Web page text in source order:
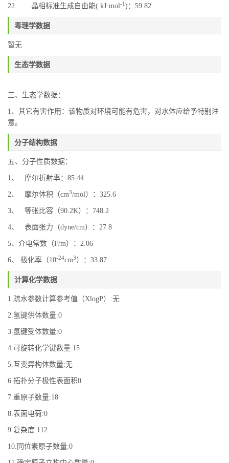
22. 晶相标准生成自由能( kJ·mol-1 )：59.82
毒理学数据
暂无
生态学数据
三、生态学数据：
1、其它有害作用：该物质对环境可能有危害，对水体应给予特别注
意。
分子结构数据
五、分子性质数据：
1、 摩尔折射率：85.44
2、 摩尔体积（cm3/mol）：325.6
3、 等张比容（90.2K）：748.2
4、 表面张力（dyne/cm）：27.8
5、介电常数（F/m）：2.06
6、 极化率（10-24cm3）：33.87
计算化学数据
1.疏水参数计算参考值（XlogP）:无
2.氢键供体数量:0
3.氢键受体数量:0
4.可旋转化学键数量:15
5.互变异构体数量:无
6.拓扑分子极性表面积0
7.重原子数量:18
8.表面电荷:0
9.复杂度:112
10.同位素原子数量:0